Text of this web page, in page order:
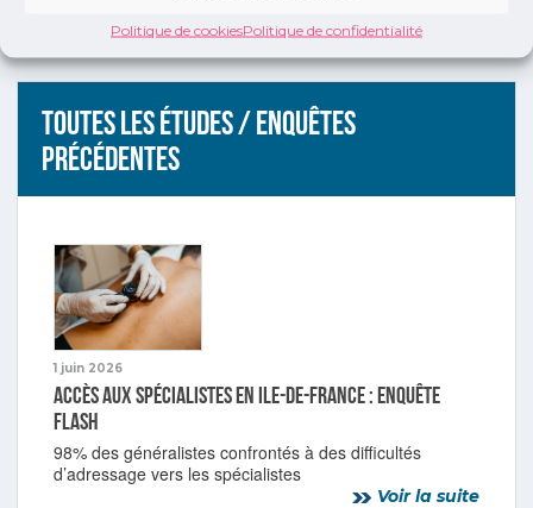
Politique de cookiesPolitique de confidentialité
Toutes les études / enquêtes
précédentes
1 juin 2026
Accès aux spécialistes en Ile-de-France : enquête
flash
98% des généralistes confrontés à des difficultés
d’adressage vers les spécialistes
Voir la suite